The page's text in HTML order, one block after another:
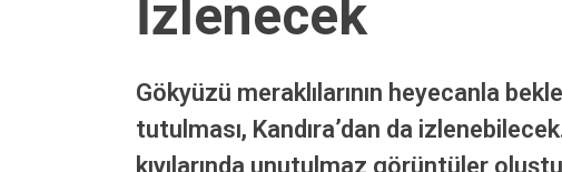
Ana Sayfa›Genel›Kandıra Semalarında Güneş Tutulması